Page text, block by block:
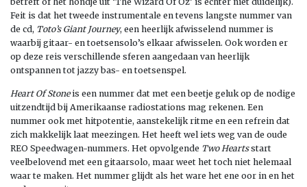
Feit is dat het tweede instrumentale en tevens langste nummer van
de cd, Toto’s Giant Journey, een heerlijk afwisselend nummer is
waarbij gitaar- en toetsensolo’s elkaar afwisselen. Ook worden er
op deze reis verschillende sferen aangedaan van heerlijk
ontspannen tot jazzy bas- en toetsenspel.
Heart Of Stoneis een nummer dat met een beetje geluk op de nodige
uitzendtijd bij Amerikaanse radiostations mag rekenen. Een
nummer ook met hitpotentie, aanstekelijk ritme en een refrein dat
zich makkelijk laat meezingen. Het heeft wel iets weg van de oude
REO Speedwagen-nummers. Het opvolgende Two Heartsstart
veelbelovend met een gitaarsolo, maar weet het toch niet helemaal
waar te maken. Het nummer glijdt als het ware het ene oor in en het